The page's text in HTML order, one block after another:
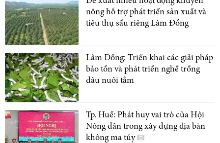
nông hỗ trợ phát triển sản xuất và
tiêu thụ sầu riêng Lâm Đồng
Lâm Đồng: Triển khai các giải pháp
bảo tồn và phát triển nghề trồng
dâu nuôi tằm
Tp. Huế: Phát huy vai trò của Hội
Nông dân trong xây dựng địa bàn
không ma túy